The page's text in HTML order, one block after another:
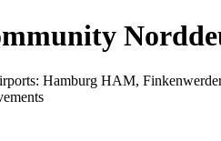
Hamburg HAM,